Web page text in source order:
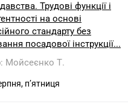
Трудові функції і
на основі
стандарту без
посадової інструкції...
Мойсеєнко Т.
пʼятниця